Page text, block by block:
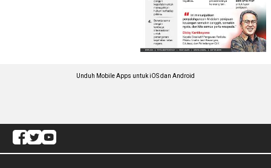
Unduh Mobile Apps untuk iOS dan Android